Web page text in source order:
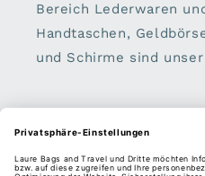
Bereich Lederwaren
Handtaschen,
und Schirme sind
E-Mail